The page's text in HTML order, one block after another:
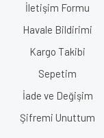
İletişim Formu
Havale Bildirimi
Kargo Takibi
Sepetim
İade ve Değişim
Şifremi Unuttum